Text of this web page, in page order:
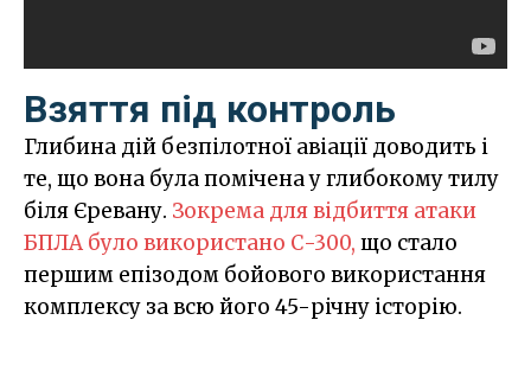
Взяття під контроль
Глибина дій безпілотної авіації доводить і
те, що вона була помічена у глибокому тилу
біля Єревану. Зокрема для відбиття атаки
БПЛА було використано С-300, що стало
першим епізодом бойового використання
комплексу за всю його 45-річну історію.